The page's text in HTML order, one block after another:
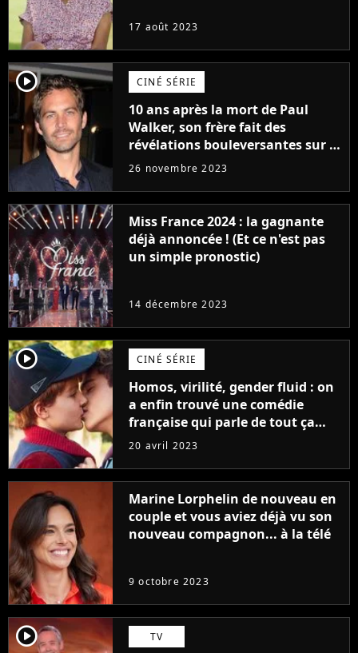
17 août 2023
player2 CINÉ SÉRIE
10 ans après la mort de Paul
Walker, son frère fait des
révélations bouleversantes sur la
réaction des acteurs de Fast and
26 novembre 2023
Miss France 2024 : la gagnante
déjà annoncée ! (Et ce n'est pas
un simple pronostic)
14 décembre 2023
player2 CINÉ SÉRIE
Homos, virilité, gender fluid : on
a enfin trouvé une comédie
française qui parle de tout ça
sans être super ringarde
20 avril 2023
Marine Lorphelin de nouveau en
couple et vous aviez déjà vu son
nouveau compagnon... à la télé
9 octobre 2023
player2 TV